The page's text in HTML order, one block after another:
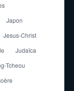
Japon
Jesus-Christ
Judaïca
Tcheou